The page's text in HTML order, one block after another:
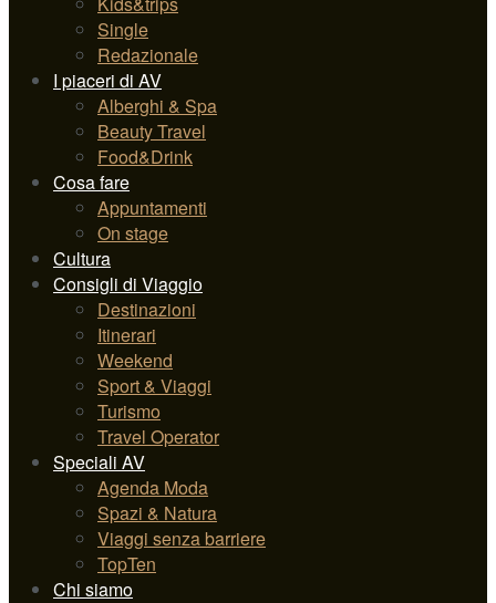
Single
Redazionale
I piaceri di AV
Alberghi & Spa
Beauty Travel
Food&Drink
Cosa fare
Appuntamenti
On stage
Cultura
Consigli di Viaggio
Destinazioni
Itinerari
Weekend
Sport & Viaggi
Turismo
Travel Operator
Speciali AV
Agenda Moda
Spazi & Natura
Viaggi senza barriere
TopTen
Chi siamo